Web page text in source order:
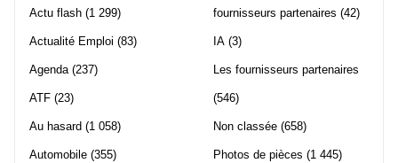
Actu flash (1 299)
Actualité Emploi (83)
Agenda(237)
ATF (23)
Au hasard (1 058)
Automobile (355)
fournisseurs partenaires (42)
IA (3)
Les fournisseurs partenaires
(546)
Non classée (658)
Photos de pièces (1 445)